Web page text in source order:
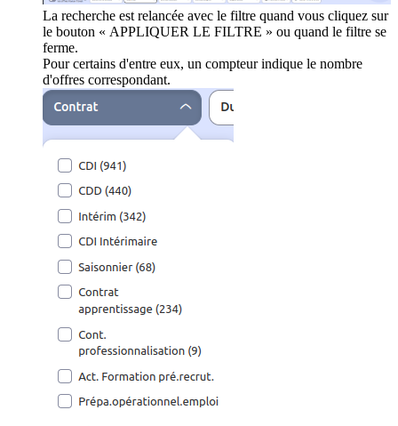
La recherche est relancée avec le filtre quand vous cliquez sur
le bouton « APPLIQUER LE FILTRE » ou quand le filtre se
ferme.
Pour certains d'entre eux, un compteur indique le nombre
d'offres correspondant.